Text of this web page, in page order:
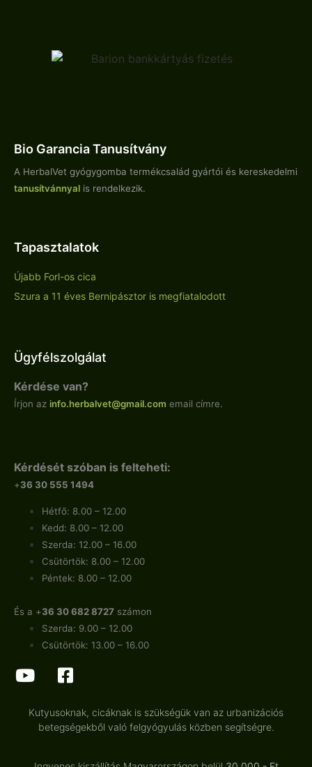
Bio Garancia Tanusítvány
A HerbalVet gyógygomba termékcsalád gyártói és kereskedelmi
tanusítvánnyal is rendelkezik.
Tapasztalatok
Újabb Forl-os cica
Szura a 11 éves Bernipásztor is megfiatalodott
Ügyfélszolgálat
Kérdése van?
Írjon az info.herbalvet@gmail.com email címre.
Kérdését szóban is felteheti:
+36 30 555 1494
Hétfő: 8.00 – 12.00
Kedd: 8.00 – 12.00
Szerda: 12.00 – 16.00
Csütörtök: 8.00 – 12.00
Péntek: 8.00 – 12.00
És a +36 30 682 8727 számon
Szerda: 9.00 – 12.00
Csütörtök: 13.00 – 16.00
Kutyusoknak, cicáknak is szükségük van az urbanizációs
betegségekből való felgyógyulás közben segítségre.